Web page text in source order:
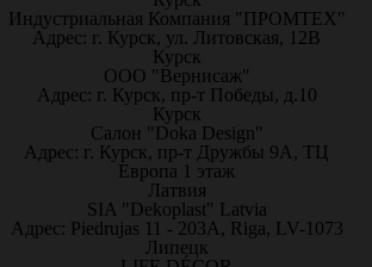
Индустриальная Компания "ПРОМТЕХ"
Адрес: г. Курск, ул. Литовская, 12В
Курск
ООО "Вернисаж"
Адрес: г. Курск, пр-т Победы, д.10
Курск
Салон "Doka Design"
Адрес: г. Курск, пр-т Дружбы 9А, ТЦ
Европа 1 этаж
Латвия
SIA "Dekoplast" Latvia
Адрес: Piedrujas 11 - 203A, Riga, LV-1073
Липецк